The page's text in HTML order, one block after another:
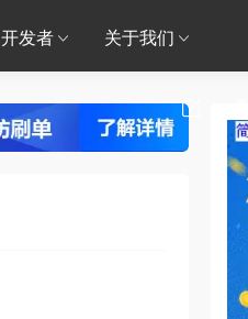
开发者 关于我们